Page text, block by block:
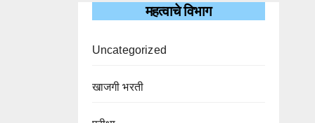
महत्वाचे विभाग
Uncategorized
खाजगी भरती